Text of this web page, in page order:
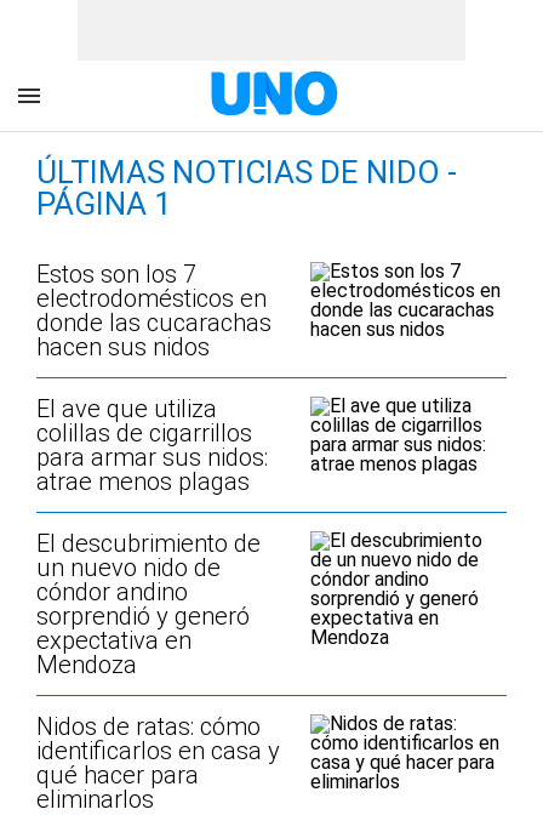
ÚLTIMAS NOTICIAS DE NIDO -
PÁGINA 1
Estos son los 7
electrodomésticos en
donde las cucarachas
hacen sus nidos
El ave que utiliza
colillas de cigarrillos
para armar sus nidos:
atrae menos plagas
El descubrimiento de
un nuevo nido de
cóndor andino
sorprendió y generó
expectativa en
Mendoza
Nidos de ratas: cómo
identificarlos en casa y
qué hacer para
eliminarlos